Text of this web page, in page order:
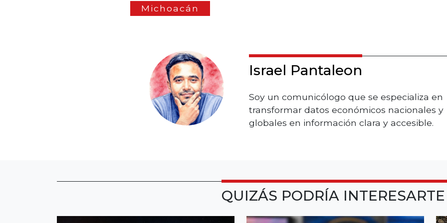
Michoacán
Israel Pantaleon
Soy un comunicólogo que se especializa en
transformar datos económicos nacionales y
globales en información clara y accesible.
QUIZÁS PODRÍA